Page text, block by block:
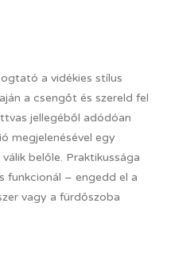
a vidékies stílus
a csengőt és szereld fel
jellegéből adódóan
megjelenésével egy
belőle. Praktikussága
funkcionál – engedd el a
vagy a fürdőszoba